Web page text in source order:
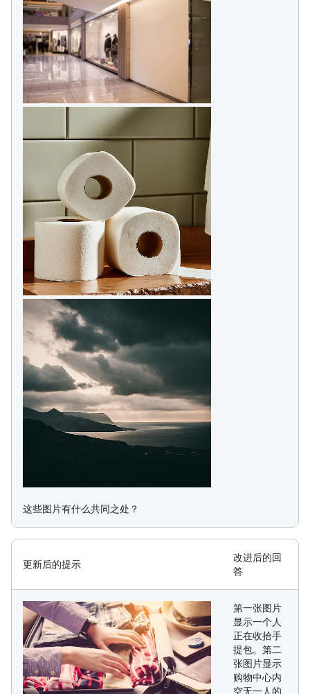
这些图片有什么共同之处？
更新后的提示
改进后的回
答
第一张图片
显示一个人
正在收拾手
提包。第二
张图片显示
购物中心内
空无一人的